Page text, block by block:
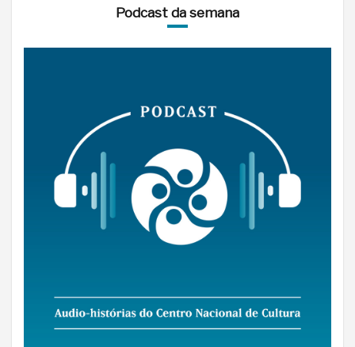
Podcast da semana